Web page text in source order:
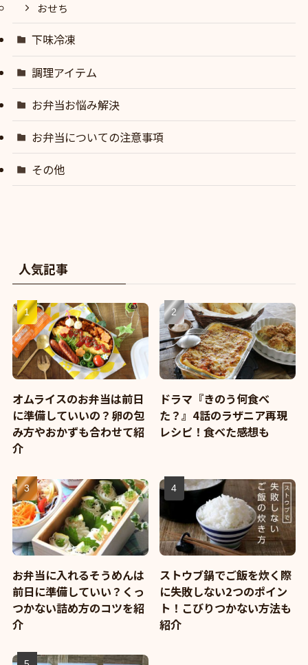
おせち
下味冷凍
調理アイテム
お弁当お悩み解決
お弁当についての注意事項
その他
人気記事
オムライスのお弁当は前日
に準備していいの？卵の包
み方やおかずも合わせて紹
介
ドラマ『きのう何食べ
た？』4話のラザニア再現
レシピ！食べた感想も
お弁当に入れるそうめんは
前日に準備していい？くっ
つかない詰め方のコツを紹
介
ストウブ鍋でご飯を炊く際
に失敗しない2つのポイン
ト！こびりつかない方法も
紹介